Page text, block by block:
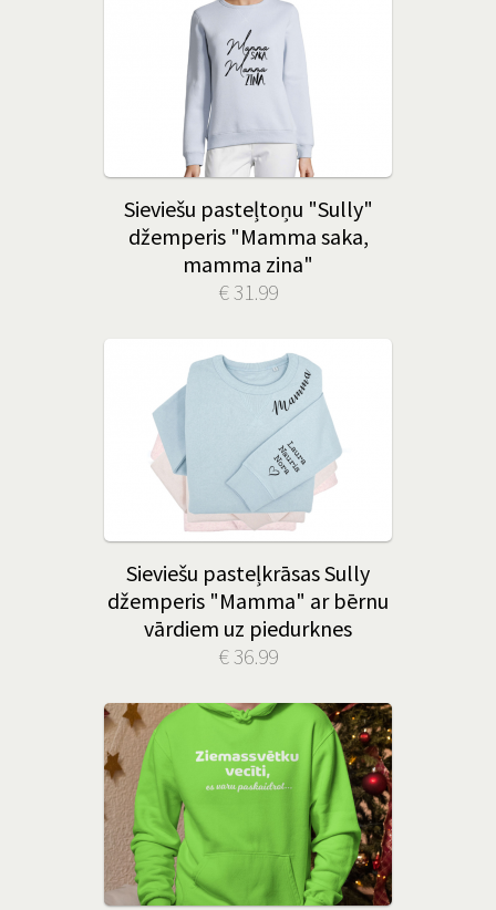
Sieviešu pasteļtoņu "Sully"
džemperis "Mamma saka,
mamma zina"
€ 31.99
Sieviešu pasteļkrāsas Sully
džemperis "Mamma" ar bērnu
vārdiem uz piedurknes
€ 36.99